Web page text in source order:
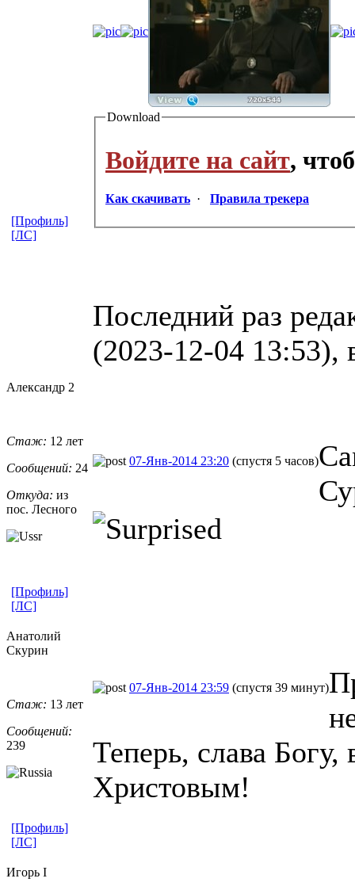
Download
Войдите на сайт,
Как скачивать · Правила трекера
Последний раз
(2023-12-04 13:53),
[Профиль]
[ЛС]
Александр 2
Стаж: 12 лет
Сообщений: 24
Откуда: из
пос. Лесного
07-Янв-2014 23:20 (спустя 5 часов)
[Профиль]
[ЛС]
Анатолий
Скурин
Стаж: 13 лет
Сообщений:
239
07-Янв-2014 23:59 (спустя 39 минут)
Теперь, слава
Христовым!
[Профиль]
[ЛС]
Игорь I